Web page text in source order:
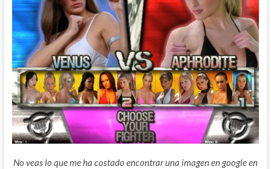
No veas lo que me ha costado encontrar una imagen en google en